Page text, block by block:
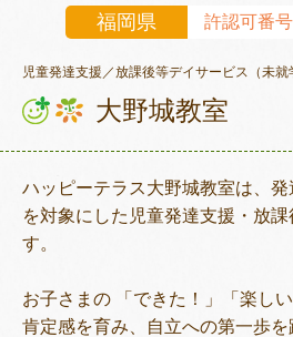
教室一覧
ご利用について
福岡県 許認可番号
児童発達支援／放課後等デイサービス（未就
大野城教室
ハッピーテラス大野城教室は、発
を対象にした児童発達支援・放
す。
お子さまの 「できた！」「楽し
肯定感を育み、自立への第一歩